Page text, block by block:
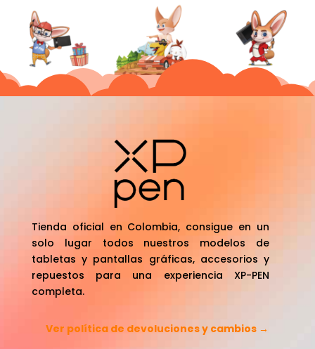
Tienda oficial en Colombia, consigue en un
solo lugar todos nuestros modelos de
tabletas y pantallas gráficas, accesorios y
repuestos para una experiencia XP-PEN
completa.
Ver política de devoluciones y cambios →